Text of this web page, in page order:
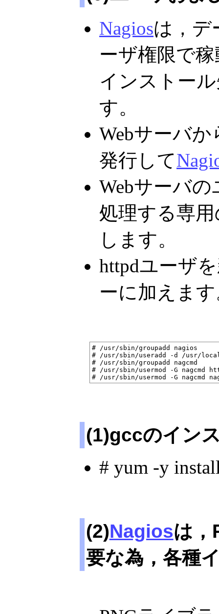
Nagiosは，デ
ーザ権限で
インストー
す。
Webサーバか
発行して
Webサーバ
処理する専
します。
httpdユーザ
ーに加えま
# /usr/sbin/groupadd nagios
# /usr/sbin/useradd -d /usr/
# /usr/sbin/groupadd nagcmd
# /usr/sbin/usermod -G nagcmd
(1)gccのイン
# yum -y
(2)Nagiosは，
要な為，各種